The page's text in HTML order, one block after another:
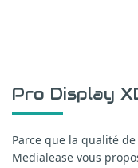
Pro Display
Parce que la qualité
Medialease vous